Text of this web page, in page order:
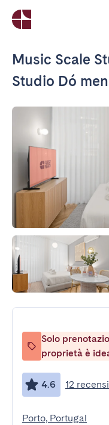
Music Scale
Studio Dó
Solo
proprietà è
4.6 12
Porto, Portugal